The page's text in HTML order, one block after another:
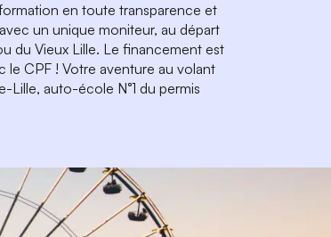
en toute transparence et
un unique moniteur, au départ
du Vieux Lille. Le financement est
le CPF ! Votre aventure au volant
Lille, auto-école N°1 du permis